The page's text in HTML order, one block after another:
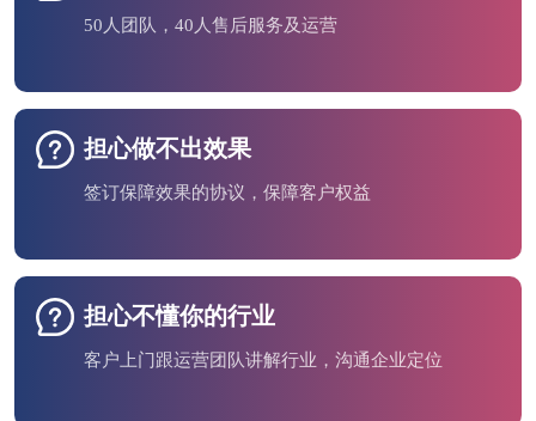
50人团队，40人售后服务及运营
担心做不出效果
签订保障效果的协议，保障客户权益
担心不懂你的行业
客户上门跟运营团队讲解行业，沟通企业定位